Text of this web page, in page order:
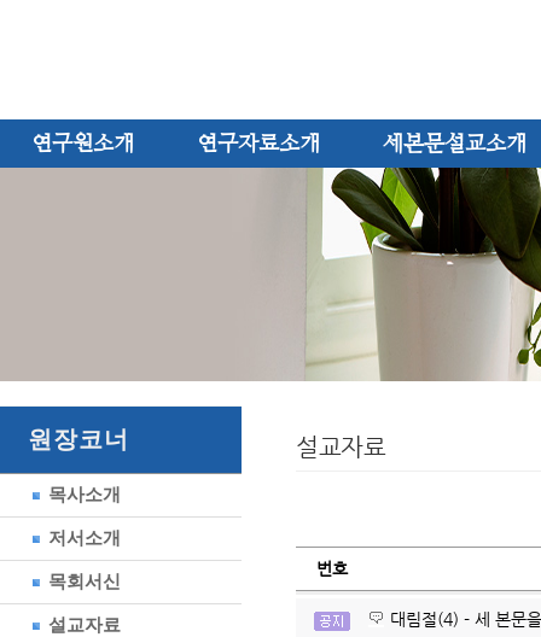
연구원소개 연구자료소개 세본문설교소개
원장코너
목사소개
저서소개
목회서신
설교자료
설교자료
번호
대림절(4) - 세 본문